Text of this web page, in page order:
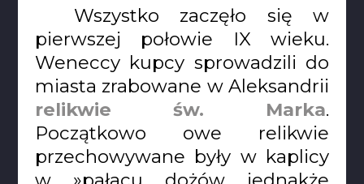
Wszystko zaczęło się w
pierwszej połowie IX wieku.
Weneccy kupcy sprowadzili do
miasta zrabowane w Aleksandrii
relikwie św. Marka.
Początkowo owe relikwie
przechowywane były w kaplicy